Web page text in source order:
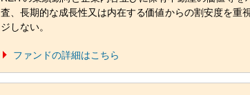
査、長期的な成長性又は内在する価値からの割安度を重
ジしない。
ファンドの詳細はこちら